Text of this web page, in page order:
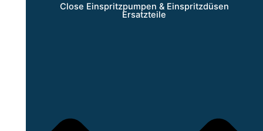
Close Einspritzpumpen & Einspritzdüsen
Ersatzteile